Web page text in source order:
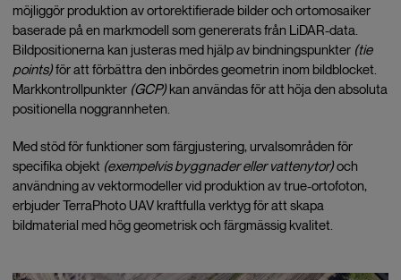
möjliggör produktion av ortorektifierade bilder och ortomosaiker
baserade på en markmodell som genererats från LiDAR-data.
Bildpositionerna kan justeras med hjälp av bindningspunkter (tie
points)för att förbättra den inbördes geometrin inom bildblocket.
Markkontrollpunkter (GCP)kan användas för att höja den absoluta
positionella noggrannheten.
Med stöd för funktioner som färgjustering, urvalsområden för
specifika objekt (exempelvis byggnader eller vattenytor)och
användning av vektormodeller vid produktion av true-ortofoton,
erbjuder TerraPhoto UAV kraftfulla verktyg för att skapa
bildmaterial med hög geometrisk och färgmässig kvalitet.